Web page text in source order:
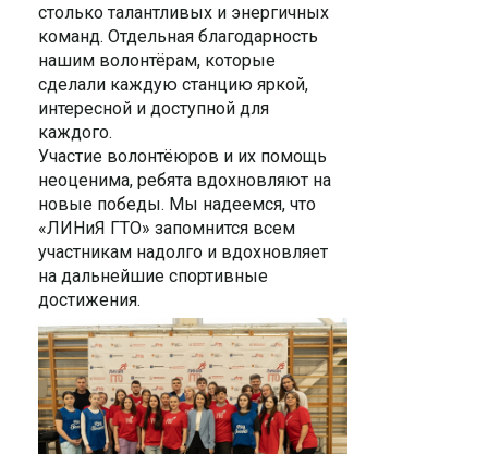
столько талантливых и энергичных
команд. Отдельная благодарность
нашим волонтёрам, которые
сделали каждую станцию яркой,
интересной и доступной для
каждого.
Участие волонтёюров и их помощь
неоценима, ребята вдохновляют на
новые победы. Мы надеемся, что
«ЛИНиЯ ГТО» запомнится всем
участникам надолго и вдохновляет
на дальнейшие спортивные
достижения.